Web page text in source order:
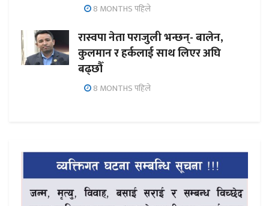
8 MONTHS पहिले
रास्वपा नेता पराजुली भन्छन्- बालेन,
कुलमान र हर्कलाई साथ लिएर अघि
बढ्छौँ
8 MONTHS पहिले